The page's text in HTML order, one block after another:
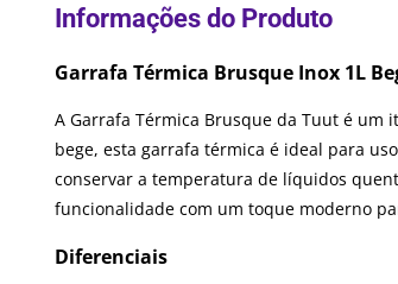
Garrafa Térmica Brusque Inox 1L
A Garrafa Térmica Brusque da Tuut é um
bege, esta garrafa térmica é ideal para
conservar a temperatura de líquidos
funcionalidade com um toque moderno
Diferenciais